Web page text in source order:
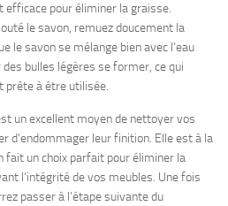
pour éliminer la graisse.
le savon, remuez doucement la
le savon se mélange bien avec l’eau
bulles légères se former, ce qui
prête à être utilisée.
un excellent moyen de nettoyer vos
d’endommager leur finition. Elle est à la
fait un choix parfait pour éliminer la
l’intégrité de vos meubles. Une fois
passer à l’étape suivante du